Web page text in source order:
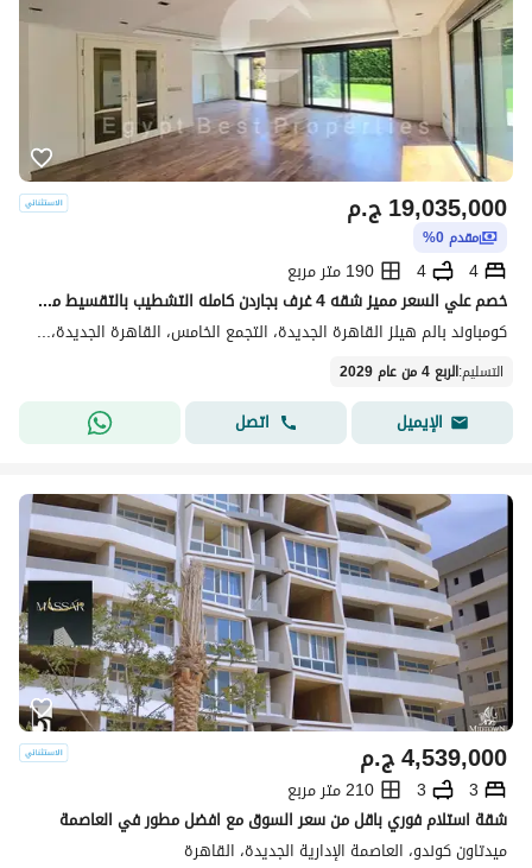
ج.م19,035,000
مقدم 0%
4
4
190 متر مربع
خصم علي السعر مميز شقه 4 غرف بجاردن كامله التشطيب بالتقسيط من بالم هيلز في قلب التجمع
كومباوند بالم هيلز القاهرة الجديدة، التجمع الخامس، القاهرة الجديدة، القاهرة
التسليم:الربع 4 من عام 2029
الإيميل اتصل
ج.م4,539,000
3
3
210 متر مربع
شقة استلام فوري باقل من سعر السوق مع افضل مطور في العاصمة
ميدتاون كوندو، العاصمة الإدارية الجديدة، القاهرة